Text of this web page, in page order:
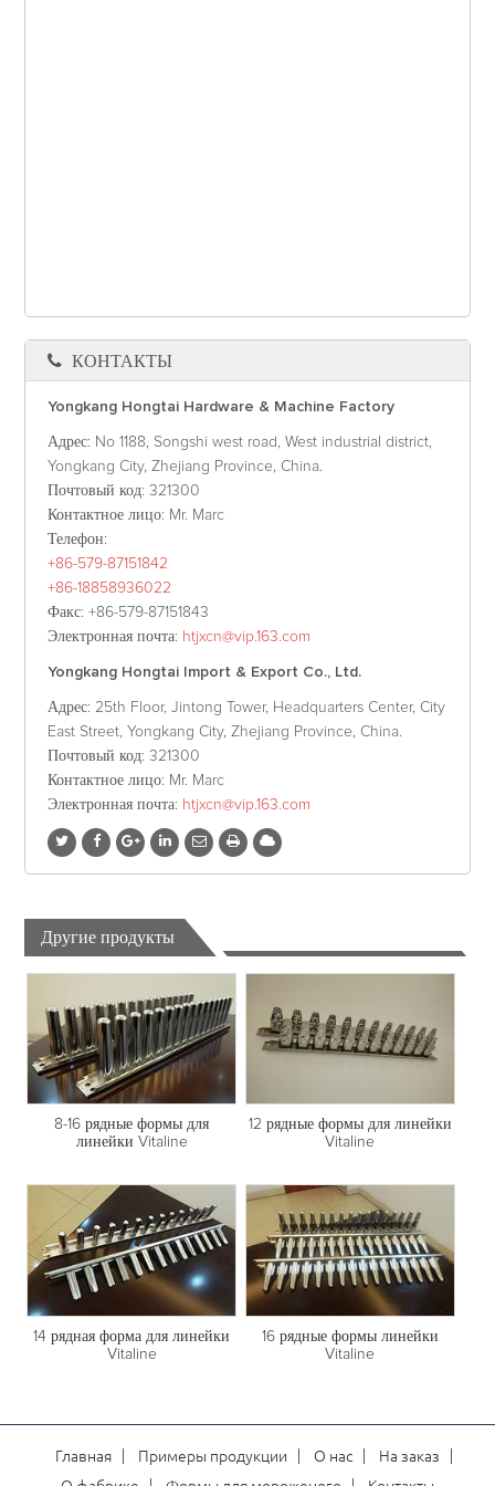
КОНТАКТЫ
Yongkang Hongtai Hardware & Machine Factory
Адрес: No 1188, Songshi west road, West industrial district,
Yongkang City, Zhejiang Province, China.
Почтовый код: 321300
Контактное лицо: Mr. Marc
Телефон:
+86-579-87151842
+86-18858936022
Факс: +86-579-87151843
Электронная почта: htjxcn@vip.163.com
Yongkang Hongtai Import & Export Co., Ltd.
Адрес: 25th Floor, Jintong Tower, Headquarters Center, City
East Street, Yongkang City, Zhejiang Province, China.
Почтовый код: 321300
Контактное лицо: Mr. Marc
Электронная почта: htjxcn@vip.163.com
Другие продукты
8-16 рядные формы для
линейки Vitaline
12 рядные формы для линейки
Vitaline
14 рядная форма для линейки
Vitaline
16 рядные формы линейки
Vitaline
Главная Примеры продукции О нас
На заказ